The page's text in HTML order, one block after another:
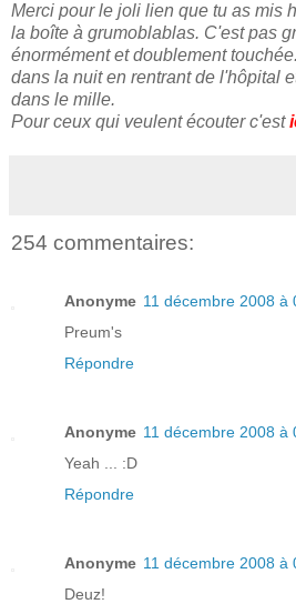
Merci pour le joli lien que tu as mis
la boîte à grumoblablas. C'est pas
énormément et doublement
dans la nuit en rentrant de l'hôpital
dans le mille.
Pour ceux qui veulent écouter c'est
254 commentaires:
Anonyme 11 décembre 2008 à
Preum's
Répondre
Anonyme 11 décembre 2008 à
Yeah ... :D
Répondre
Anonyme 11 décembre 2008 à
Deuz!